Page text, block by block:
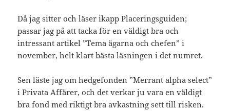
Då jag sitter och läser ikapp Placeringsguiden;
passar jag på att tacka för en väldigt bra och
intressant artikel ”Tema ägarna och chefen” i
november, helt klart bästa läsningen i det numret.
Sen läste jag om hedgefonden ”Merrant alpha select”
i Privata Affärer, och det verkar ju vara en väldigt
bra fond med riktigt bra avkastning sett till risken.